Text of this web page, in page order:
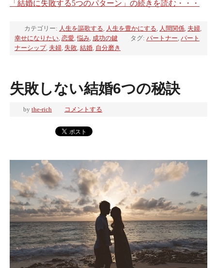
「結婚に失敗する5つのパターン」の続きを読む・・・
カテゴリー: 人生を謳歌する, 人生を豊かにする, 人間関係, 夫婦,
幸せになりたい, 恋愛,悩み, 成功の鍵 タグ: パートナー, パート
ナーシップ, 夫婦, 失敗, 結婚, 自分磨き
失敗しない結婚6つの秘訣
by the-rich コメントする